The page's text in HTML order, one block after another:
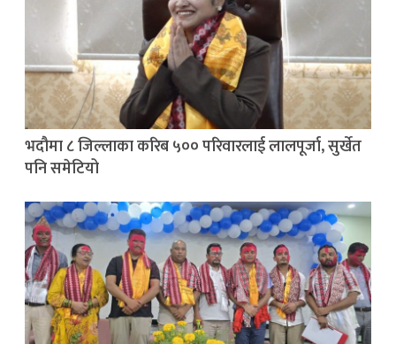
भदौमा ८ जिल्लाका करिब ५०० परिवारलाई लालपूर्जा, सुर्खेत
पनि समेटियो